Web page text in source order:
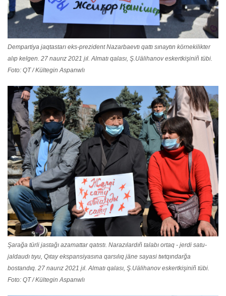
Dempartiya jaqtastarı eks-prezident Nazarbaevtı qattı sınaytın körnekilikter
alıp kelgen. 27 naurız 2021 jıl. Almatı qalası, Ş.Uälihanov eskertkişiniñ tübi.
Foto: QT / Kültegin Aspanwlı
Şarağa türli jastağı azamattar qatıstı. Narazılardıñ talabı ortaq - jerdi satu-
jaldaudı tıyu, Qıtay ekspansiyasına qarsılıq jäne sayasi twtqındarğa
bostandıq. 27 naurız 2021 jıl. Almatı qalası, Ş.Uälihanov eskertkişiniñ tübi.
Foto: QT / Kültegin Aspanwlı